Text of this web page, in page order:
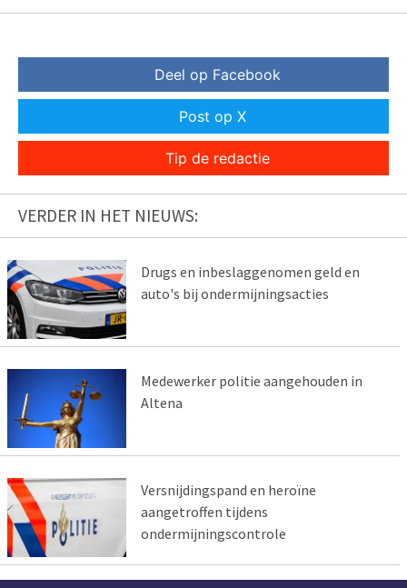
Deel op Facebook
Post op X
Tip de redactie
VERDER IN HET NIEUWS:
Drugs en inbeslaggenomen geld en
auto's bij ondermijningsacties
Medewerker politie aangehouden in
Altena
Versnijdingspand en heroïne
aangetroffen tijdens
ondermijningscontrole